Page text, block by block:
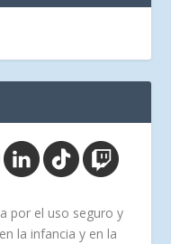
por el uso seguro y
la infancia y en la